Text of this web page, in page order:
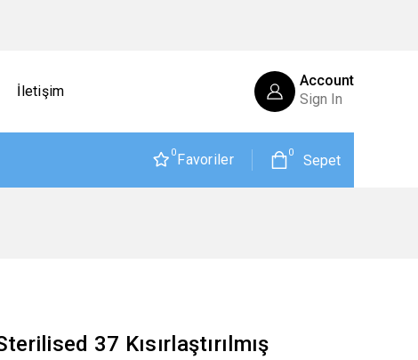
İletişim
Account
Sign In
0Favoriler 0 Sepet
37 Kısırlaştırılmış